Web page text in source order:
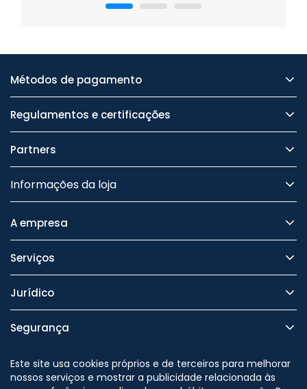
Métodos de pagamento
Regulamentos e certificações
Partners
Informações da loja
A empresa
Serviços
Jurídico
Segurança
Este site usa cookies próprios e de terceiros para melhorar
nossos serviços e mostrar a publicidade relacionada às